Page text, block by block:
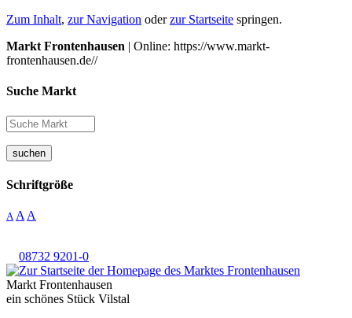
Zum Inhalt, zur Navigation oderzur Startseite springen.
Markt Frontenhausen | Online: https://www.markt-
frontenhausen.de//
Suche Markt
suchen
Schriftgröße
A A A
08732 9201-0
Markt Frontenhausen
ein schönes Stück Vilstal